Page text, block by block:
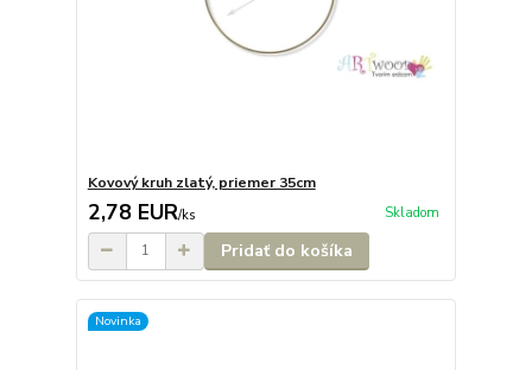
Kovový kruh zlatý, priemer 35cm
2,78 EUR/ks Skladom
Pridať do košíka
Novinka